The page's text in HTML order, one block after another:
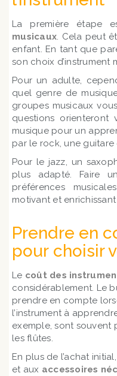
La première étape
musicaux. Cela peut
enfant. En tant que
son choix d’instrument
Pour un adulte,
quel genre de
groupes musicaux
questions orienteront
musique pour un
par le rock, une
Pour le jazz, un
plus adapté. Faire
préférences
motivant et enrichissant
Prendre en
pour choisir
Le coût des
considérablement. Le
prendre en compte
l’instrument à
exemple, sont souvent
les flûtes.
En plus de l’achat
et aux accessoires